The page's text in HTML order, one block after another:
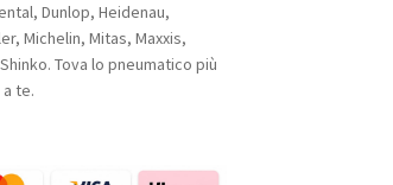
Dunlop, Heidenau,
Michelin, Mitas, Maxxis,
Tova lo pneumatico più
te.